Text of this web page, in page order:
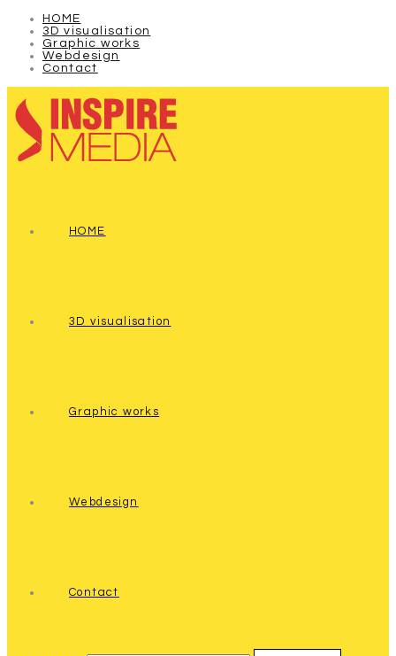
HOME
3D visualisation
Graphic works
Webdesign
Contact
HOME
3D visualisation
Graphic works
Webdesign
Contact